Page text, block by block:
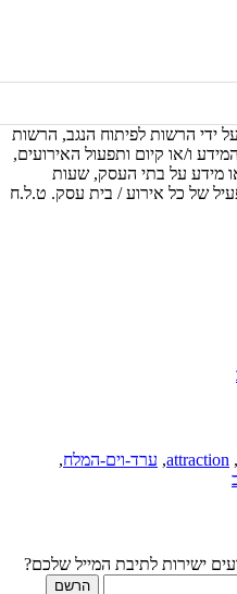
ידי הרשות לפיתוח הנגב, הרשות
ו/או קיום ותפעול האירועים,
מידע על בתי העסק, שעות
של כל אירוע / בית עסק. ט.ל.ח
,
attraction
, ערד-וים-המלח,
ישירות לתיבת המייל שלכם?